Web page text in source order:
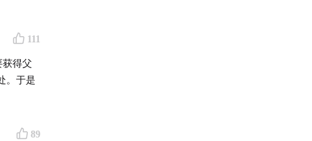
111
得父
。于是
89